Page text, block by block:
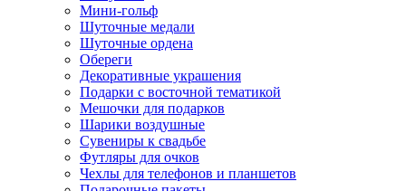
Мини-гольф
Шуточные медали
Шуточные ордена
Обереги
Декоративные украшения
Подарки с восточной тематикой
Мешочки для подарков
Шарики воздушные
Сувениры к свадьбе
Футляры для очков
Чехлы для телефонов и планшетов